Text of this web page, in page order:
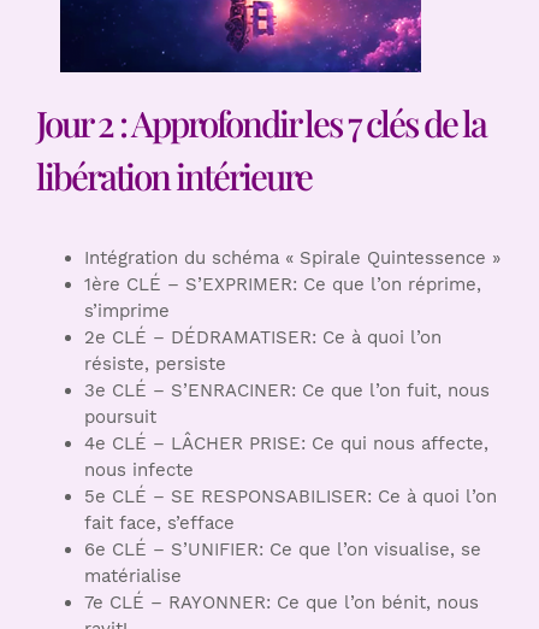
Jour 2 : Approfondir les 7 clés de la
libération intérieure
Intégration du schéma « Spirale Quintessence »
1ère CLÉ – S’EXPRIMER: Ce que l’on réprime,
s’imprime
2e CLÉ – DÉDRAMATISER: Ce à quoi l’on
résiste, persiste
3e CLÉ – S’ENRACINER: Ce que l’on fuit, nous
poursuit
4e CLÉ – LÂCHER PRISE: Ce qui nous affecte,
nous infecte
5e CLÉ – SE RESPONSABILISER: Ce à quoi l’on
fait face, s’efface
6e CLÉ – S’UNIFIER: Ce que l’on visualise, se
matérialise
7e CLÉ – RAYONNER: Ce que l’on bénit, nous